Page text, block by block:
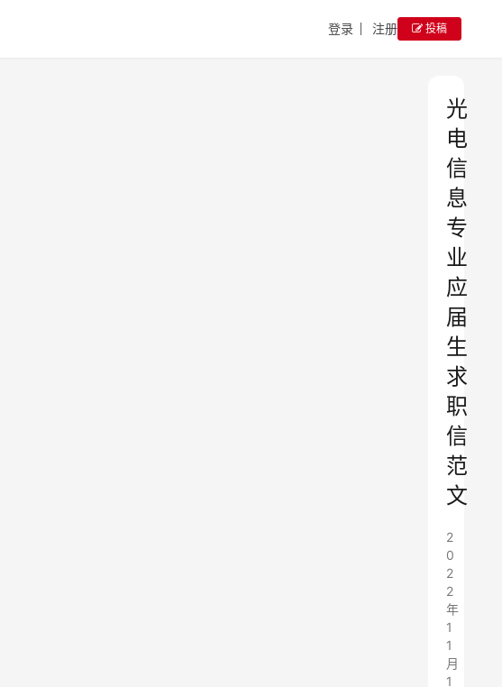
登录 注册 投稿
光
电
信
息
专
业
应
届
生
求
职
信
范
文
2
0
2
2
年
1
1
月
1